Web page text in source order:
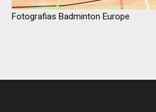
Fotografias Badminton Europe